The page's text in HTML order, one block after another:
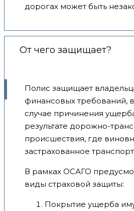
дорогах может быть
От чего защищает?
Полис защищает
финансовых требований,
случае причинения
результате дорожно-
происшествия, где
застрахованное
В рамках ОСАГО
виды страховой защиты:
Покрытие ущерба